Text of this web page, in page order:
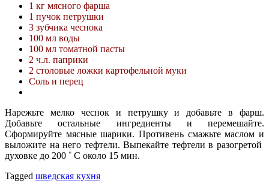
1 кг мясного фарша
1 пучок петрушки
3 зубчика чеснока
100 мл воды
100 мл томатной пасты
2 ч.л. паприки
2 столовые ложки картофельной муки
Соль и перец
Нарежьте мелко чеснок и петрушку и добавьте в фарш.
Добавьте остальные ингредиенты и перемешайте.
Сформируйте мясные шарики. Противень смажьте маслом и
выложите на него тефтели. Выпекайте тефтели в разогретой
духовке до 200 ˚ C около 15 мин.
Tagged шведская кухня